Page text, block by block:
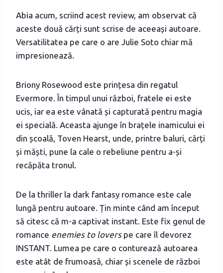
Abia acum, scriind acest review, am observat că
aceste două cărți sunt scrise de aceeași autoare.
Versatilitatea pe care o are Julie Soto chiar mă
impresionează.
Briony Rosewood este prințesa din regatul
Evermore. În timpul unui război, fratele ei este
ucis, iar ea este vânată și capturată pentru magia
ei specială. Aceasta ajunge în brațele inamicului ei
din școală, Toven Hearst, unde, printre baluri, cărți
și măști, pune la cale o rebeliune pentru a-și
recăpăta tronul.
De la thriller la dark fantasy romance este cale
lungă pentru autoare. Țin minte când am început
să citesc că m-a captivat instant. Este fix genul de
romance enemies to loverspe care îl devorez
INSTANT. Lumea pe care o conturează autoarea
este atât de frumoasă, chiar și scenele de război